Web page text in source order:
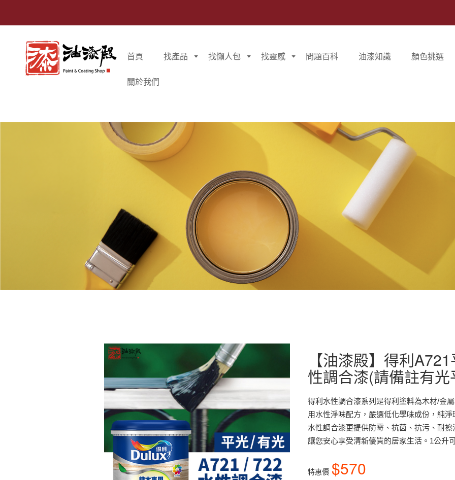
首頁 找產品 找懶人包 找靈感 問題百科 油漆知識 顏色挑選
關於我們
【油漆殿】得利
性調合漆(請備註有光
得利水性調合漆系列是得利塗料為木材/金
用水性淨味配方，嚴選低化學味成份，純
水性調合漆更提供防霉、抗菌、抗污、耐
讓您安心享受清新優質的居家生活。1公升
特惠價 $570